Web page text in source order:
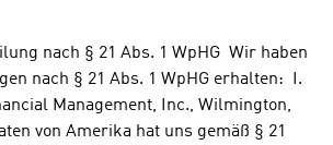
nach § 21 Abs. 1 WpHG  Wir haben
nach § 21 Abs. 1 WpHG erhalten:  I.
Management, Inc., Wilmington,
von Amerika hat uns gemäß § 21